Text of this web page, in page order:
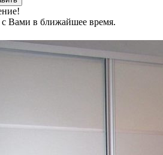
Вами в ближайшее время.